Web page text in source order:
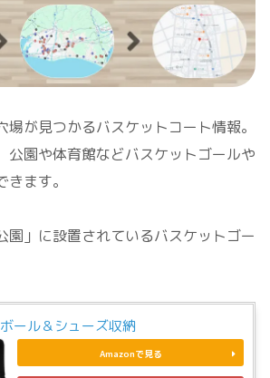
場が見つかるバスケットコート情報。
公園や体育館などバスケットゴールや
ます。
園」に設置されているバスケットゴー
ール＆シューズ収納
Amazonで見る